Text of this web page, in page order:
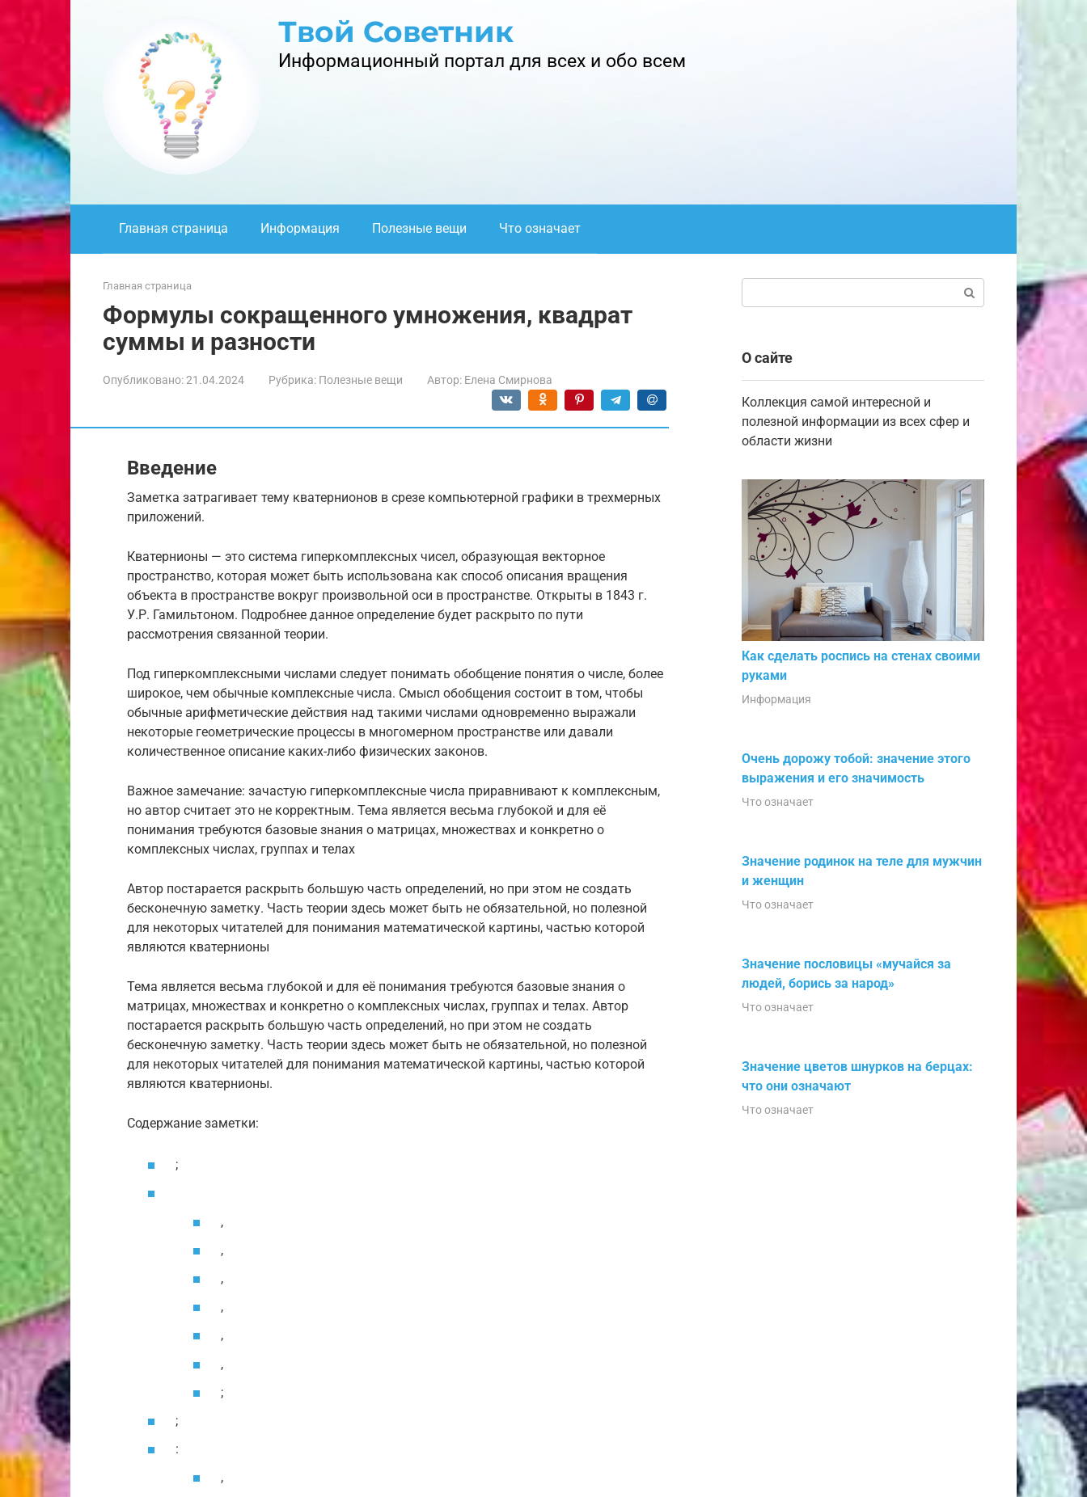
Твой Советник
Информационный портал для всех и обо всем
Главная страница Информация Полезные вещи Что означает
Главная страница
Формулы сокращенного умножения, квадрат
суммы и разности
Опубликовано:21.04.2024 Рубрика: Полезные вещи Автор: Елена Смирнова
Введение
Заметка затрагивает тему кватернионов в срезе компьютерной графики в трехмерных
приложений.
Кватернионы — это система гиперкомплексных чисел, образующая векторное
пространство, которая может быть использована как способ описания вращения
объекта в пространстве вокруг произвольной оси в пространстве. Открыты в 1843 г.
У.Р. Гамильтоном. Подробнее данное определение будет раскрыто по пути
рассмотрения связанной теории.
Под гиперкомплексными числами следует понимать обобщение понятия о числе, более
широкое, чем обычные комплексные числа. Смысл обобщения состоит в том, чтобы
обычные арифметические действия над такими числами одновременно выражали
некоторые геометрические процессы в многомерном пространстве или давали
количественное описание каких-либо физических законов.
Важное замечание: зачастую гиперкомплексные числа приравнивают к комплексным,
но автор считает это не корректным. Тема является весьма глубокой и для её
понимания требуются базовые знания о матрицах, множествах и конкретно о
комплексных числах, группах и телах
Автор постарается раскрыть большую часть определений, но при этом не создать
бесконечную заметку. Часть теории здесь может быть не обязательной, но полезной
для некоторых читателей для понимания математической картины, частью которой
являются кватернионы
Тема является весьма глубокой и для её понимания требуются базовые знания о
матрицах, множествах и конкретно о комплексных числах, группах и телах. Автор
постарается раскрыть большую часть определений, но при этом не создать
бесконечную заметку. Часть теории здесь может быть не обязательной, но полезной
для некоторых читателей для понимания математической картины, частью которой
являются кватернионы.
Содержание заметки:
;
,
,
,
,
,
,
;
;
:
,
О сайте
Коллекция самой интересной и
полезной информации из всех сфер и
области жизни
Как сделать роспись на стенах своими
руками
Информация
Очень дорожу тобой: значение этого
выражения и его значимость
Что означает
Значение родинок на теле для мужчин
и женщин
Что означает
Значение пословицы «мучайся за
людей, борись за народ»
Что означает
Значение цветов шнурков на берцах:
что они означают
Что означает